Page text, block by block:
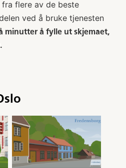
flere av de beste
ved å bruke tjenesten
minutter å fylle ut skjemaet,